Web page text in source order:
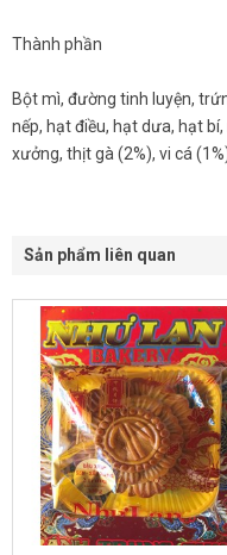
Thành phần
Bột mì, đường tinh luyện,
nếp, hạt điều, hạt dưa, hạt
xưởng, thịt gà (2%), vi cá
Sản phẩm liên quan